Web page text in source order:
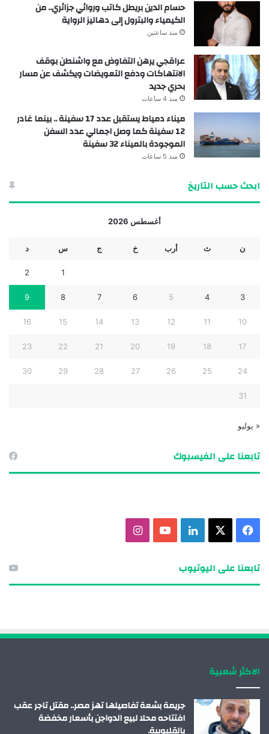
حسام الدين بريطل كاتب وروائي جزائري.. من
الكيمياء والبترول إلى دهاليز الرواية
منذ ساعتين
عراقجي يرهن التفاوض مع واشنطن بوقف
الانتهاكات ودفع التعويضات ويكشف عن مسار
بحري جديد
منذ 4 ساعات
ميناء دمياط يستقبل عدد 17 سفينة .. بينما غادر
12 سفينة كما وصل اجمالي عدد السفن
الموجودة بالميناء 32 سفينة
منذ 5 ساعات
ابحث حسب التاريخ
أغسطس 2026
ن ث أرب خ ج س د
1
2
3
4
5
6
7
8
9
10
11
12
13
14
15
16
17
18
19
20
21
22
23
24
25
26
27
28
29
30
31
« يوليو
تابعنا على الفيسبوك
تابعنا على اليوتيوب
الاكثر شعبية
جريمة بشعة تفاصيلها تهز مصر.. مقتل تاجر عقب
افتتاحه محلا لبيع الدواجن بأسعار مخفضة